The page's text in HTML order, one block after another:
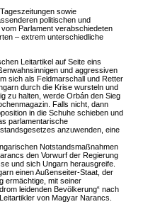
sowie
politischen und
Parlament verabschiedeten
– extrem unterschiedliche
Leitartikel auf Seite eins
und aggressiven
sich als Feldmarschall und Retter
durch die Krise wursteln und
zu halten, werde Orbán den Sieg
Falls nicht, dann
in die Schuhe schieben und
parlamentarische
anzuwenden, eine
Notstandsmaßnahmen
den Vorwurf der Regierung
und sich Ungarn herausgreife.
einen Außenseiter-Staat, der
ermächtige, mit seiner
leidenden Bevölkerung“ nach
von Magyar Narancs.